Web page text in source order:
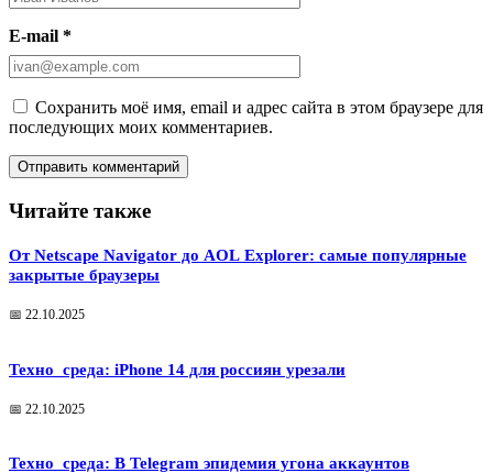
E-mail *
Сохранить моё имя, email и адрес сайта в этом браузере для
последующих моих комментариев.
Читайте также
От Netscape Navigator до AOL Explorer: самые популярные
закрытые браузеры
📅 22.10.2025
Техно_среда: iPhone 14 для россиян урезали
📅 22.10.2025
Техно_среда: В Telegram эпидемия угона аккаунтов